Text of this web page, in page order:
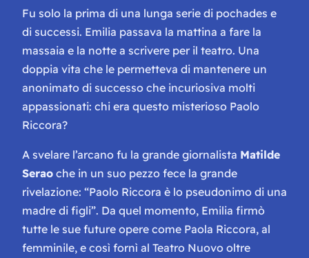
Fu solo la prima di una lunga serie di pochades e
di successi. Emilia passava la mattina a fare la
massaia e la notte a scrivere per il teatro. Una
doppia vita che le permetteva di mantenere un
anonimato di successo che incuriosiva molti
appassionati: chi era questo misterioso Paolo
Riccora?
A svelare l’arcano fu la grande giornalista Matilde
Serao che in un suo pezzo fece la grande
rivelazione: “Paolo Riccora è lo pseudonimo di una
madre di figli”. Da quel momento, Emilia firmò
tutte le sue future opere come Paola Riccora, al
femminile, e così fornì al Teatro Nuovo oltre